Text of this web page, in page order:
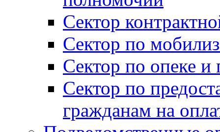
Сектор
Сектор по
Сектор по опеке и
Сектор по
гражданам на